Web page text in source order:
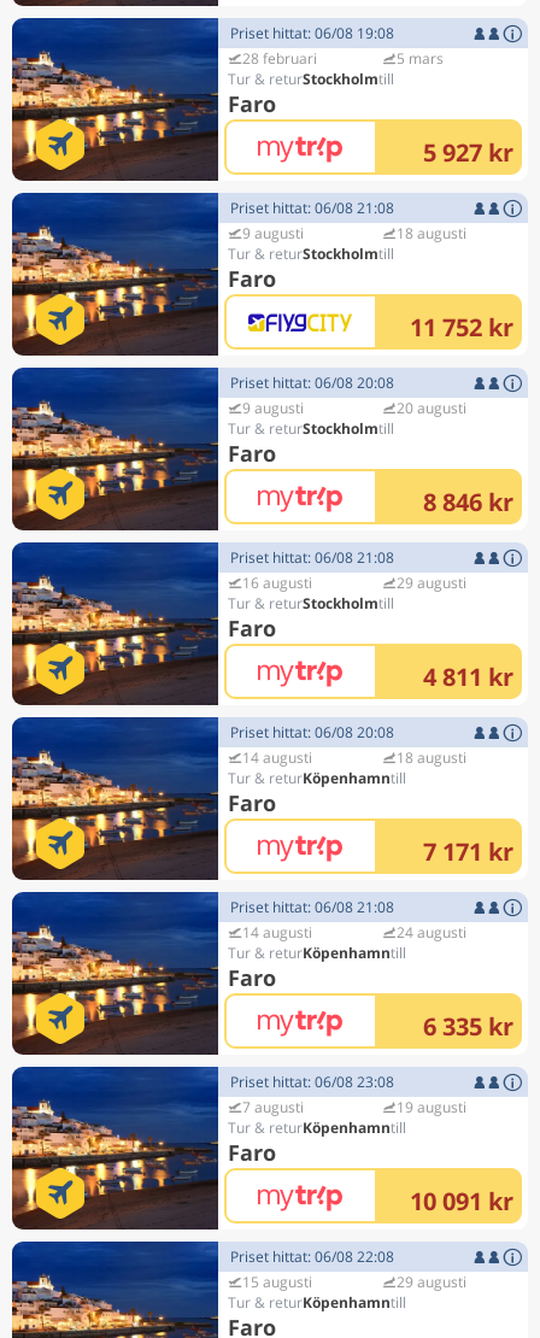
Priset hittat: 06/08 19:08
28 februari
Stockholm
Faro
5 mars
5 927 kr
Priset hittat: 06/08 21:08
9 augusti
Stockholm
Faro
18 augusti
11 752 kr
Priset hittat: 06/08 20:08
9 augusti
Stockholm
Faro
20 augusti
8 846 kr
Priset hittat: 06/08 21:08
16 augusti
Stockholm
Faro
29 augusti
4 811 kr
Priset hittat: 06/08 20:08
14 augusti
Köpenhamn
Faro
18 augusti
7 171 kr
Priset hittat: 06/08 21:08
14 augusti
Köpenhamn
Faro
24 augusti
6 335 kr
Priset hittat: 06/08 23:08
7 augusti
Köpenhamn
Faro
19 augusti
10 091 kr
Priset hittat: 06/08 22:08
15 augusti
Köpenhamn
Faro
29 augusti